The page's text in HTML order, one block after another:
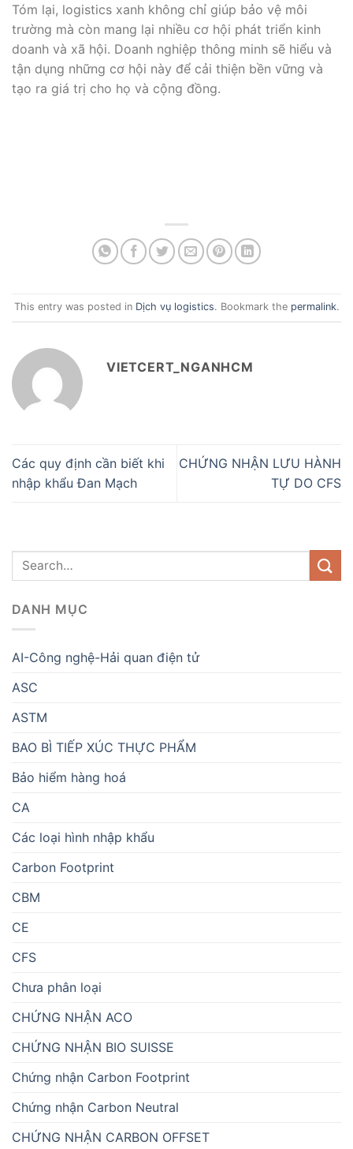
Tóm lại, logistics xanh không chỉ giúp bảo vệ môi
trường mà còn mang lại nhiều cơ hội phát triển kinh
doanh và xã hội. Doanh nghiệp thông minh sẽ hiểu và
tận dụng những cơ hội này để cải thiện bền vững và
tạo ra giá trị cho họ và cộng đồng.
This entry was posted in Dịch vụ logistics. Bookmark the permalink.
VIETCERT_NGANHCM
Các quy định cần biết khi
nhập khẩu Đan Mạch
CHỨNG NHẬN LƯU HÀNH
TỰ DO CFS
DANH MỤC
AI-Công nghệ-Hải quan điện tử
ASC
ASTM
BAO BÌ TIẾP XÚC THỰC PHẨM
Bảo hiểm hàng hoá
CA
Các loại hình nhập khẩu
Carbon Footprint
CBM
CE
CFS
Chưa phân loại
CHỨNG NHẬN ACO
CHỨNG NHẬN BIO SUISSE
Chứng nhận Carbon Footprint
Chứng nhận Carbon Neutral
CHỨNG NHẬN CARBON OFFSET